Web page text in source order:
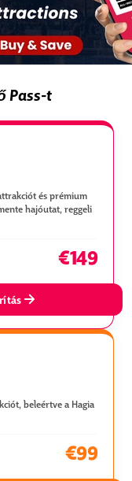
Pass-t
és prémium
hajóutat, reggeli
€149
beleértve a Hagia
€99